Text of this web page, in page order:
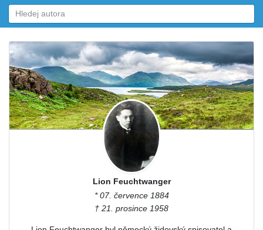
Lion Feuchtwanger
* 07. července 1884
† 21. prosince 1958